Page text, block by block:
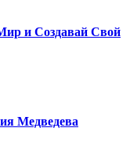
и Создавай Свой
Медведева